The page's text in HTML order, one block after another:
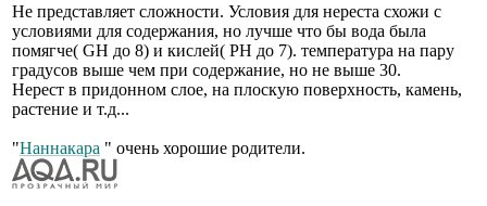
Не представляет сложности. Условия для нереста схожи с
условиями для содержания, но лучше что бы вода была
помягче( GH до 8) и кислей( PH до 7). температура на пару
градусов выше чем при содержание, но не выше 30.
Нерест в придонном слое, на плоскую поверхность, камень,
растение и т.д...
"Наннакара " очень хорошие родители.